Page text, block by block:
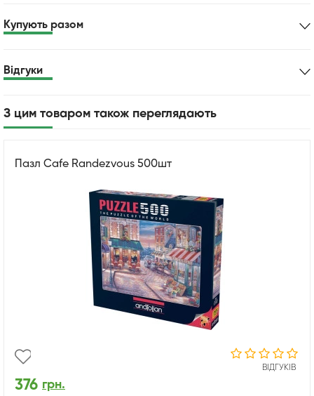
Купують разом
Відгуки
З цим товаром також переглядають
Пазл Cafe Randezvous 500шт
ВІДГУКІВ
376 грн.